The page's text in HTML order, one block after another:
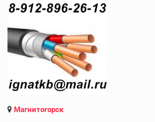
Магнитогорск